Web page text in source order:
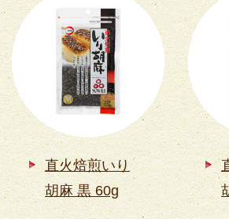
直火焙煎いり
胡麻 黒 60g